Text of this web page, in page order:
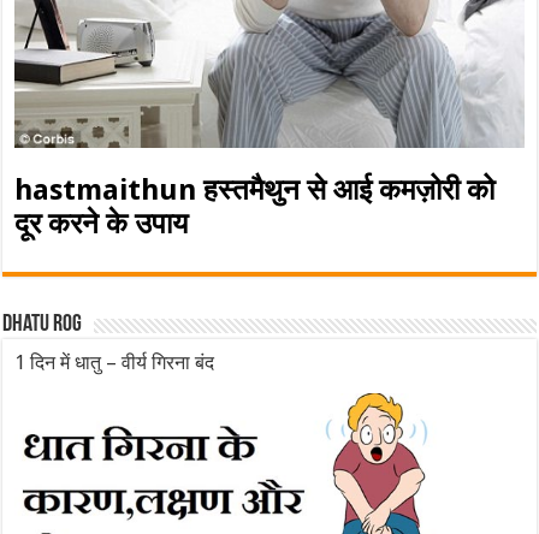
hastmaithun हस्तमैथुन से आई कमज़ोरी को
दूर करने के उपाय
Dhatu rog
1 दिन में धातु – वीर्य गिरना बंद